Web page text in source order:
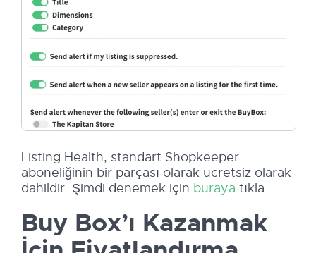
Listing Health, standart Shopkeeper
aboneliğinin bir parçası olarak ücretsiz olarak
dahildir. Şimdi denemek için buraya tıkla
Buy Box’ı Kazanmak